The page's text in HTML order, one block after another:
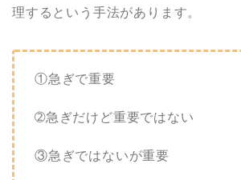
理するという手法があります。
①急ぎで重要
➁急ぎだけど重要ではない
③急ぎではないが重要